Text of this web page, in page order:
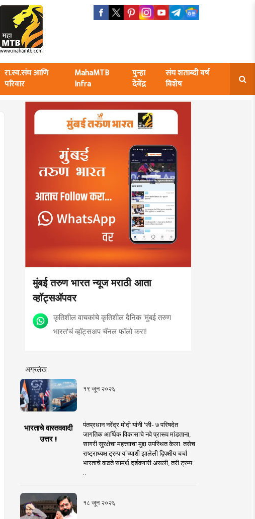
रा.स्व.संघ आणि
परिवार
MahaMTB
Infra
पुन्हा
देवेंद्र
संघ शताब्दी वर्ष
विशेष
मुंबई तरुण भारत न्यूज मराठी आता
व्हॉट्सॲपवर
कृतिशील वाचकांचे कृतिशील दैनिक 'मुंबई तरुण
भारत'चं व्हॉट्सअप चॅनल फॉलो करा!
अग्रलेख
१९ जून २०२६
भारताचे वास्तववादी
उत्तर !
पंतप्रधान नरेंद्र मोदी यांनी 'जी- ७ परिषदेत
जागतिक आर्थिक विकासाचे नवे प्रारूप मांडताना,
सागरी सुरक्षेचा महत्त्वाचा मुद्दा उपस्थित केला. तसेच
राष्ट्राध्यक्ष ट्रम्प यांच्याशी झालेली द्विपक्षीय चर्चा
भारताचे वाढते सामर्थ दर्शवणारी असली, तरी ट्रम्प
१८ जून २०२६